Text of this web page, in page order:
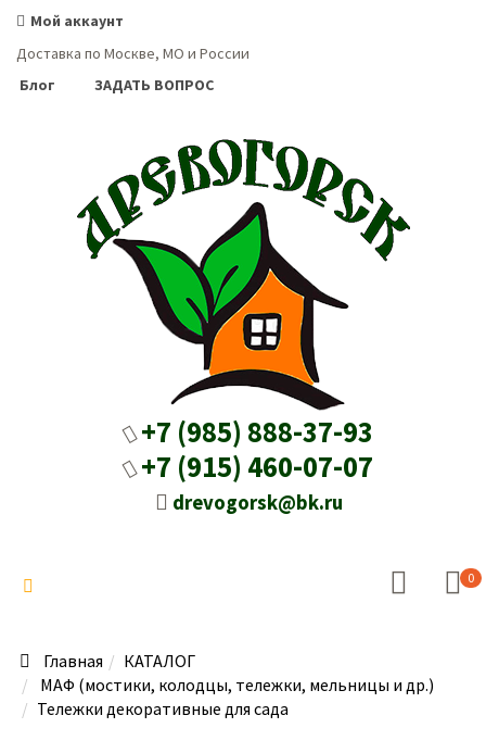
Мой аккаунт
Доставка по Москве, МО и России
Блог
ЗАДАТЬ ВОПРОС
+7 (985) 888-37-93
+7 (915) 460-07-07
drevogorsk@bk.ru
0
Главная
КАТАЛОГ
МАФ (мостики, колодцы, тележки, мельницы и др.)
Тележки декоративные для сада